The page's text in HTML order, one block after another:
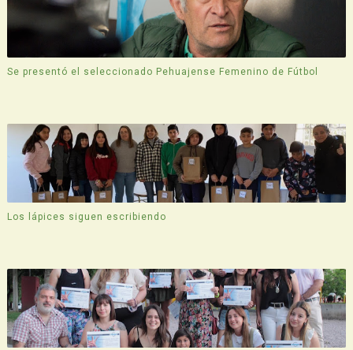
Se presentó el seleccionado Pehuajense Femenino de Fútbol
Los lápices siguen escribiendo